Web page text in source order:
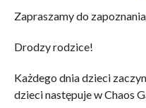
Zapraszamy do
Drodzy rodzice!
Każdego dnia dzieci
dzieci następuje w Chaos